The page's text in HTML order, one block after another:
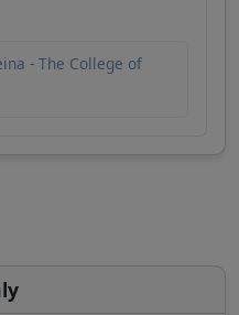
- The College of